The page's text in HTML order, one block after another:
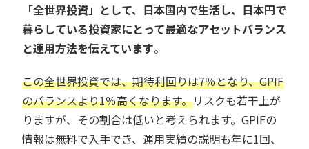
「全世界投資」として、日本国内で生活し、日本円で
暮らしている投資家にとって最適なアセットバランス
と運用方法を伝えています。
この全世界投資では、期待利回りは7％となり、GPIF
のバランスより1％高くなります。リスクも若干上が
りますが、その割合は低いと考えられます。GPIFの
情報は無料で入手でき、運用実績の説明も年に1回、